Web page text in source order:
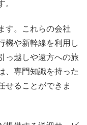
。
す。これらの会社
機や新幹線を利用し
っ越しや遠方への旅
、専門知識を持った
せることができま